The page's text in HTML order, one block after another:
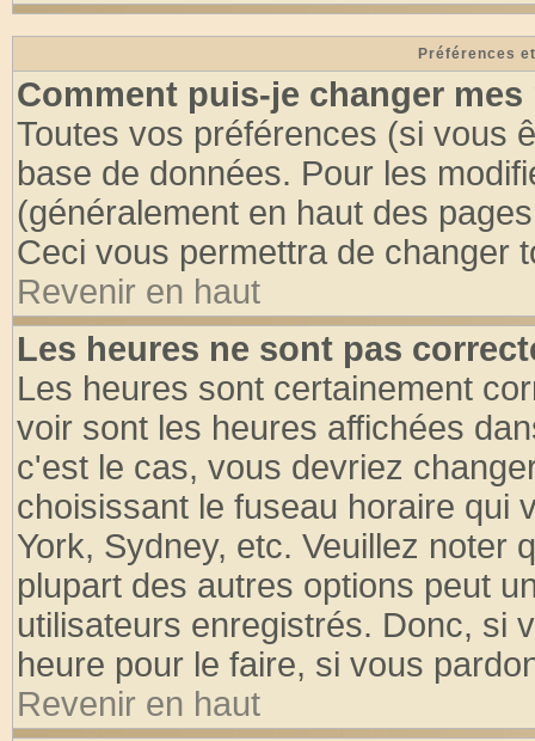
Préférences
Comment puis-je changer mes
Toutes vos préférences (si vous
base de données. Pour les
(généralement en haut des
Ceci vous permettra de changer
Revenir en haut
Les heures ne sont pas
Les heures sont certainement
voir sont les heures affichées
c'est le cas, vous devriez
choisissant le fuseau horaire qui
York, Sydney, etc. Veuillez noter
plupart des autres options peut
utilisateurs enregistrés. Donc, si
heure pour le faire, si vous
Revenir en haut